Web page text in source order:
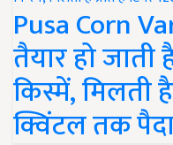
Pusa Corn
तैयार हो
किस्में, मिलती
क्विंटल तक